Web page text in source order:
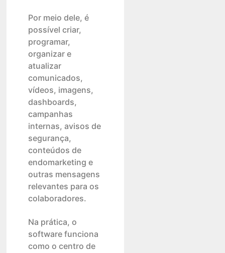
Por meio dele, é
possível criar,
programar,
organizar e
atualizar
comunicados,
vídeos, imagens,
dashboards,
campanhas
internas, avisos de
segurança,
conteúdos de
endomarketing e
outras mensagens
relevantes para os
colaboradores.
Na prática, o
software funciona
como o centro de